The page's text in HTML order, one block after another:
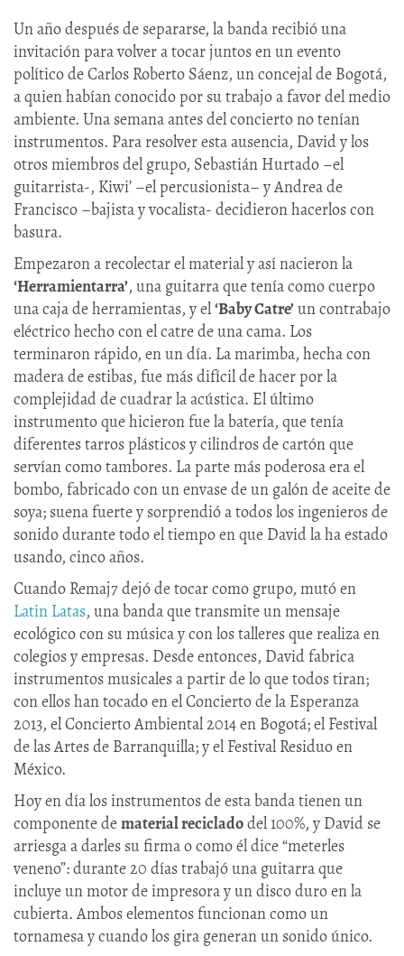
Un año después de separarse, la banda recibió una
invitación para volver a tocar juntos en un evento
político de Carlos Roberto Sáenz, un concejal de Bogotá,
a quien habían conocido por su trabajo a favor del medio
ambiente. Una semana antes del concierto no tenían
instrumentos. Para resolver esta ausencia, David y los
otros miembros del grupo, Sebastián Hurtado –el
guitarrista-, Kiwi’ –el percusionista– y Andrea de
Francisco –bajista y vocalista- decidieron hacerlos con
basura.
Empezaron a recolectar el material y así nacieron la
‘Herramientarra’, una guitarra que tenía como cuerpo
una caja de herramientas, y el‘Baby Catre’un contrabajo
eléctrico hecho con el catre de una cama. Los
terminaron rápido, en un día. La marimba, hecha con
madera de estibas, fue más difícil de hacer por la
complejidad de cuadrar la acústica. El último
instrumento que hicieron fue la batería, que tenía
diferentes tarros plásticos y cilindros de cartón que
servían como tambores. La parte más poderosa era el
bombo, fabricado con un envase de un galón de aceite de
soya; suena fuerte y sorprendió a todos los ingenieros de
sonido durante todo el tiempo en que David la ha estado
usando, cinco años.
Cuando Remaj7 dejó de tocar como grupo, mutó en
Latin Latas, una banda que transmite un mensaje
ecológico con su música y con los talleres que realiza en
colegios y empresas. Desde entonces, David fabrica
instrumentos musicales a partir de lo que todos tiran;
con ellos han tocado en el Concierto de la Esperanza
2013, el Concierto Ambiental 2014 en Bogotá; el Festival
de las Artes de Barranquilla; y el Festival Residuo en
México.
Hoy en día los instrumentos de esta banda tienen un
componente dematerial recicladodel 100%, y David se
arriesga a darles su firma o como él dice “meterles
veneno”: durante 20 días trabajó una guitarra que
incluye un motor de impresora y un disco duro en la
cubierta. Ambos elementos funcionan como un
tornamesa y cuando los gira generan un sonido único.